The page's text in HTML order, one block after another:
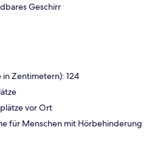
Geschirr
in Zentimetern): 124
vor Ort
für Menschen mit Hörbehinderung